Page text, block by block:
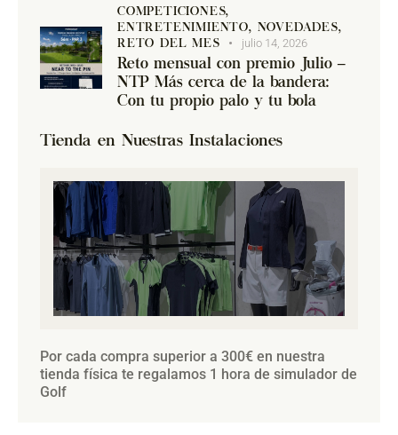
COMPETICIONES,
ENTRETENIMIENTO, NOVEDADES,
RETO DEL MES
julio 14, 2026
Reto mensual con premio Julio –
NTP Más cerca de la bandera:
Con tu propio palo y tu bola
Tienda en Nuestras Instalaciones
Por cada compra superior a 300€ en nuestra
tienda física te regalamos 1 hora de simulador de
Golf